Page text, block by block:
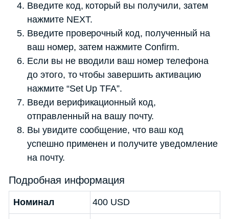
Введите код, который вы получили, затем
нажмите NEXT.
Введите проверочный код, полученный на
ваш номер, затем нажмите Confirm.
Если вы не вводили ваш номер телефона
до этого, то чтобы завершить активацию
нажмите “Set Up TFA”.
Введи верификационный код,
отправленный на вашу почту.
Вы увидите сообщение, что ваш код
успешно применен и получите уведомление
на почту.
Подробная информация
Номинал 400 USD